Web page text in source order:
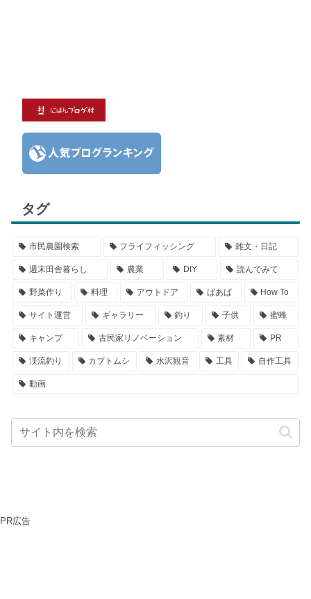
タグ
市民農園検索 フライフィッシング 雑文・日記
週末田舎暮らし 農業 DIY 読んでみて
野菜作り 料理 アウトドア ばあば How To
サイト運営 ギャラリー 釣り 子供 蜜蜂
キャンプ 古民家リノベーション 素材 PR
渓流釣り カブトムシ 水沢観音 工具 自作工具
動画
PR広告